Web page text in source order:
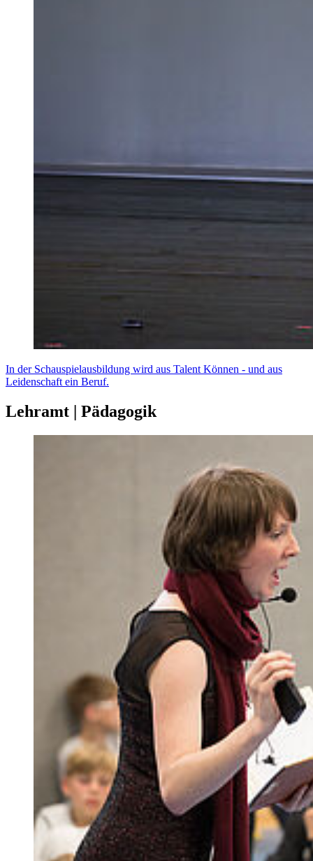
In der Schauspielausbildung wird aus Talent Können - und aus
Leidenschaft ein Beruf.
Lehramt | Pädagogik